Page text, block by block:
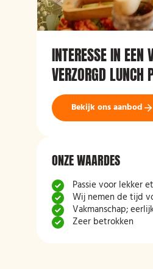
INTERESSE IN EEN
VERZORGD LUNCH
Bekijk ons aanbod
ONZE WAARDES
Passie voor lekker
Wij nemen de tijd
Vakmanschap;
Zeer betrokken